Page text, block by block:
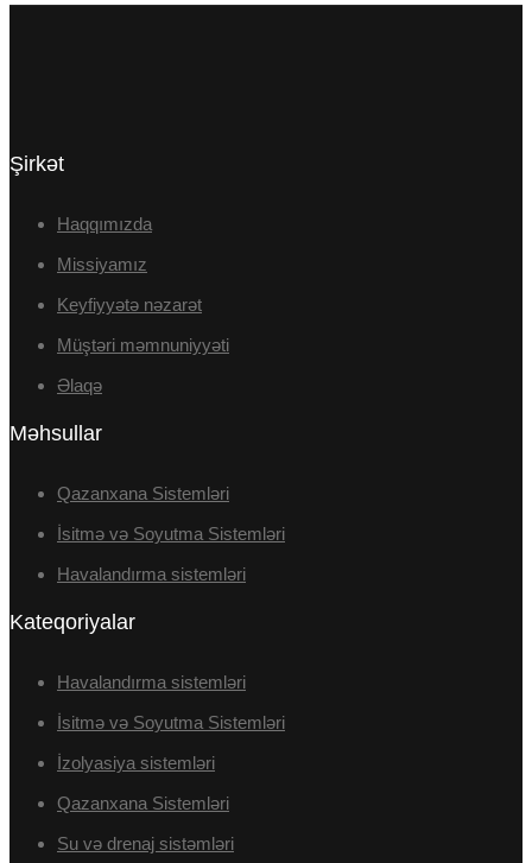
Şirkət
Haqqımızda
Missiyamız
Keyfiyyətə nəzarət
Müştəri məmnuniyyəti
Əlaqə
Məhsullar
Qazanxana Sistemləri
İsitmə və Soyutma Sistemləri
Havalandırma sistemləri
Kateqoriyalar
Havalandırma sistemləri
İsitmə və Soyutma Sistemləri
İzolyasiya sistemləri
Qazanxana Sistemləri
Su və drenaj sistəmləri